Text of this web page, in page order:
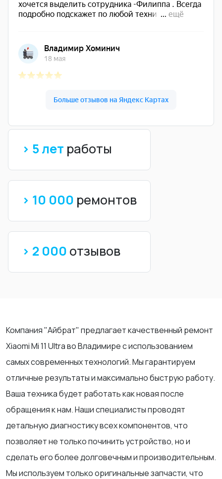
> 5 лет работы
> 10 000 ремонтов
> 2 000 отзывов
Компания "Айбрат" предлагает качественный ремонт
Xiaomi Mi 11 Ultra во Владимире с использованием
самых современных технологий. Мы гарантируем
отличные результаты и максимально быструю работу.
Ваша техника будет работать как новая после
обращения к нам. Наши специалисты проводят
детальную диагностику всех компонентов, что
позволяет не только починить устройство, но и
сделать его более долговечным и производительным.
Мы используем только оригинальные запчасти, что